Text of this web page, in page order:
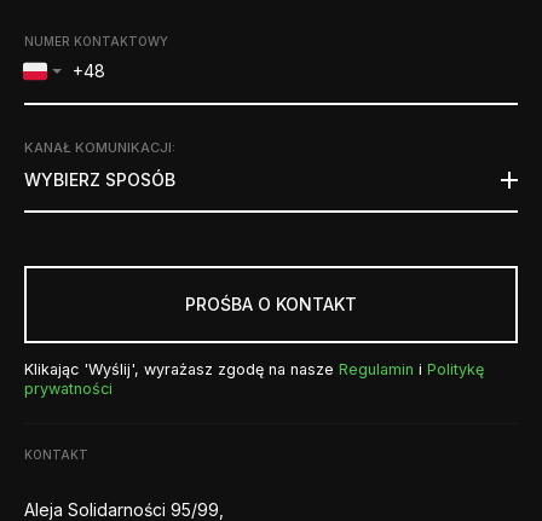
NUMER KONTAKTOWY
KANAŁ KOMUNIKACJI:
WYBIERZ SPOSÓB
PROŚBA O KONTAKT
Klikając 'Wyślij', wyrażasz zgodę na nasze Regulamin i Politykę
prywatności
KONTAKT
Aleja Solidarności 95/99,